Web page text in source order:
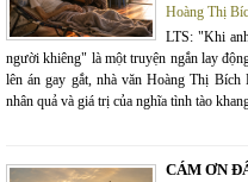
Hoàng Thị
LTS: "Khi
người khiêng" là một truyện ngắn lay
lên án gay gắt, nhà văn Hoàng Thị Bích
nhân quả và giá trị của nghĩa tình tào
CÁM ƠN